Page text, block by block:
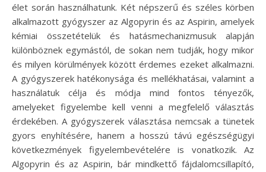
élet során használhatunk. Két népszerű és széles körben
alkalmazott gyógyszer az Algopyrin és az Aspirin, amelyek
kémiai összetételük és hatásmechanizmusuk alapján
különböznek egymástól, de sokan nem tudják, hogy mikor
és milyen körülmények között érdemes ezeket alkalmazni.
A gyógyszerek hatékonysága és mellékhatásai, valamint a
használatuk célja és módja mind fontos tényezők,
amelyeket figyelembe kell venni a megfelelő választás
érdekében. A gyógyszerek választása nemcsak a tünetek
gyors enyhítésére, hanem a hosszú távú egészségügyi
következmények figyelembevételére is vonatkozik. Az
Algopyrin és az Aspirin, bár mindkettő fájdalomcsillapító,